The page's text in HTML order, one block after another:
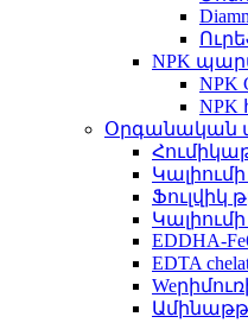
NPK
NPK
Օրգանական
Ֆուլվիկ
EDDHA-
EDTA